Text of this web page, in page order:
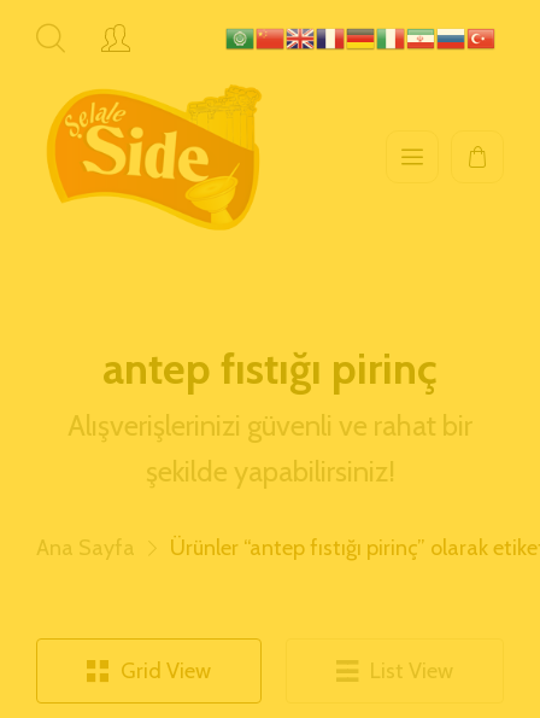
antep fıstığı pirinç
Alışverişlerinizi güvenli ve rahat bir
şekilde yapabilirsiniz!
Ana Sayfa Ürünler “antep fıstığı pirinç” olarak
Grid View List View